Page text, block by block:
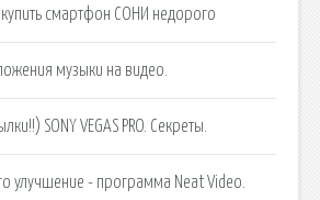
смартфон СОНИ недорого
музыки на видео.
SONY VEGAS PRO. Секреты.
улучшение - программа Neat Video.